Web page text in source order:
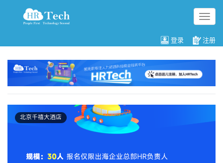
切
换
航
登录 注册
北京千禧大酒店